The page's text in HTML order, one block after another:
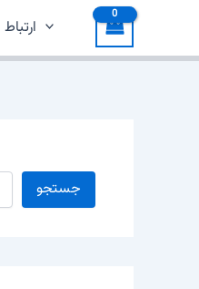
جستجو